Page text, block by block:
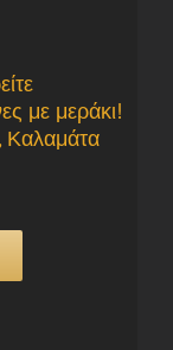
με μεράκι!
Καλαμάτα